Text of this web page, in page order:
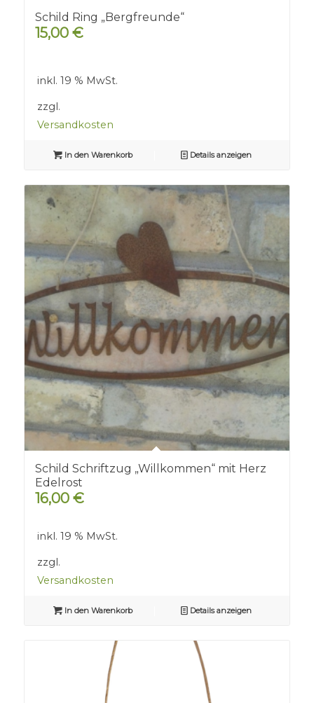
Schild Ring „Bergfreunde“
15,00 €
inkl. 19 % MwSt.
zzgl.
Versandkosten
In den Warenkorb Details anzeigen
Schild Schriftzug „Willkommen“ mit Herz
Edelrost
16,00 €
inkl. 19 % MwSt.
zzgl.
Versandkosten
In den Warenkorb Details anzeigen